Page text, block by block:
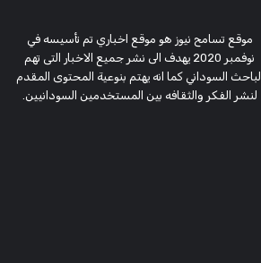
موقع تسامح نيوز هو موقع اخباري تم تأسيسه في
نوفمبر 2020 يهدف الى نشر جميع الاخبار التى تهم
الباحث السوداني كما انه يهتم بنوعية المحتوى المقدم
لنشر الفكر والثقافه بين المستخدمين السودانيين.